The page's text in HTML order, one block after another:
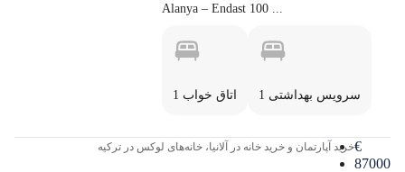
Alanya – Endast 100 ...
1 اتاق خواب 1 سرویس بهداشتی
€
87000
خرید آپارتمان و خرید خانه در آلانیا، خانه‌های لوکس در ترکیه